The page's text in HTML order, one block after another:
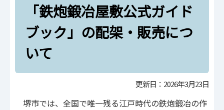
「鉄炮鍛冶屋敷公式ガイドブック」の配架・販
売について
「鉄炮鍛冶屋敷公式ガイド
ブック」の配架・販売につ
いて
更新日：2026年3月23日
堺市では、全国で唯一残る江戸時代の鉄炮鍛冶の作